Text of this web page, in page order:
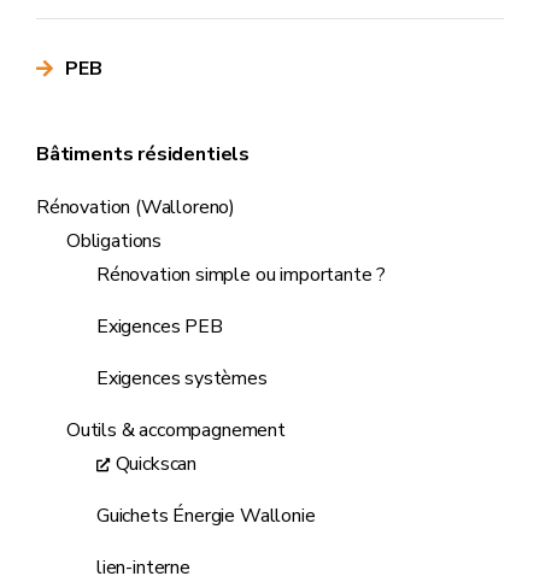
PEB
Bâtiments résidentiels
Rénovation (Walloreno)
Obligations
Rénovation simple ou importante ?
Exigences PEB
Exigences systèmes
Outils & accompagnement
Quickscan
Guichets Énergie Wallonie
lien-interne